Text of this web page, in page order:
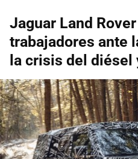
Jaguar Land
trabajadores ante
la crisis del diésel